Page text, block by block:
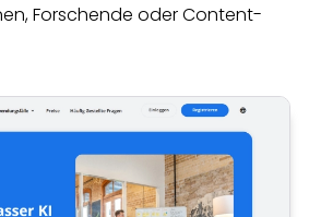
Forschende oder Content-